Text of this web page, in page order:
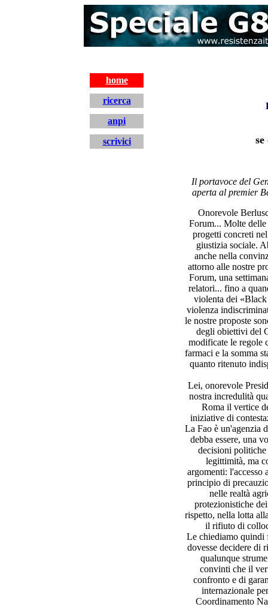
home
Il portavoce del
aperta al premier
Onorevole
Forum... Molte delle
progetti concreti
giustizia sociale.
anche nella
attorno alle nostre
Forum, una
relatori... fino a
violenta dei
violenza
le nostre proposte
degli obiettivi del
modificate le regole
farmaci e la somma
quanto ritenuto
Lei, onorevole
nostra incredulità
Roma il vertice
iniziative di
La Fao è un'agenzia
debba essere, una
decisioni
legittimità, ma
argomenti:
principio di
nelle realtà
protezionistiche
rispetto, nella lotta
il rifiuto di
Le chiediamo quindi
dovesse decidere di
qualunque
convinti che il
confronto e di
internazionale
Coordinamento
ricerca
anpi
scrivici